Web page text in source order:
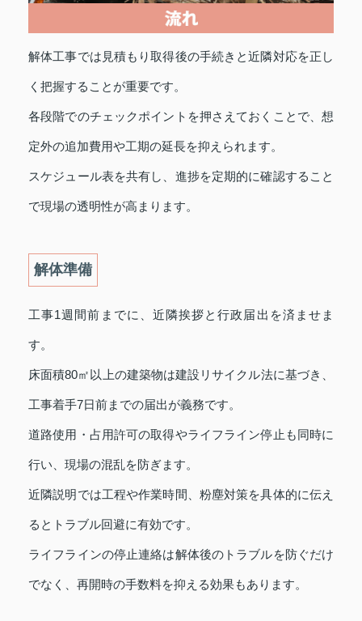
解体工事では見積もり取得後の手続きと近隣対応を正し
く把握することが重要です。
各段階でのチェックポイントを押さえておくことで、想
定外の追加費用や工期の延長を抑えられます。
スケジュール表を共有し、進捗を定期的に確認すること
で現場の透明性が高まります。
解体準備
工事1週間前までに、近隣挨拶と行政届出を済ませま
す。
床面積80㎡以上の建築物は建設リサイクル法に基づき、
工事着手7日前までの届出が義務です。
道路使用・占用許可の取得やライフライン停止も同時に
行い、現場の混乱を防ぎます。
近隣説明では工程や作業時間、粉塵対策を具体的に伝え
るとトラブル回避に有効です。
ライフラインの停止連絡は解体後のトラブルを防ぐだけ
でなく、再開時の手数料を抑える効果もあります。